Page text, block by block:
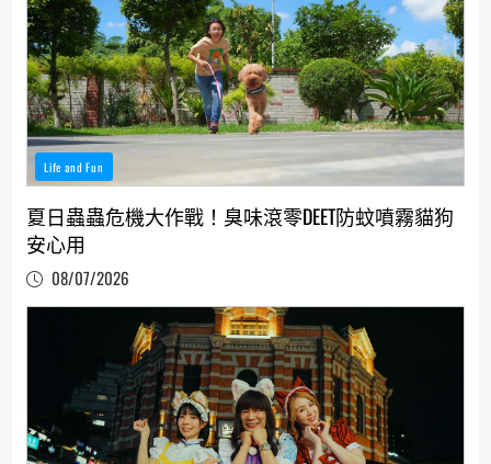
Life and Fun
夏日蟲蟲危機大作戰！臭味滾零DEET防蚊噴霧貓狗
安心用
08/07/2026